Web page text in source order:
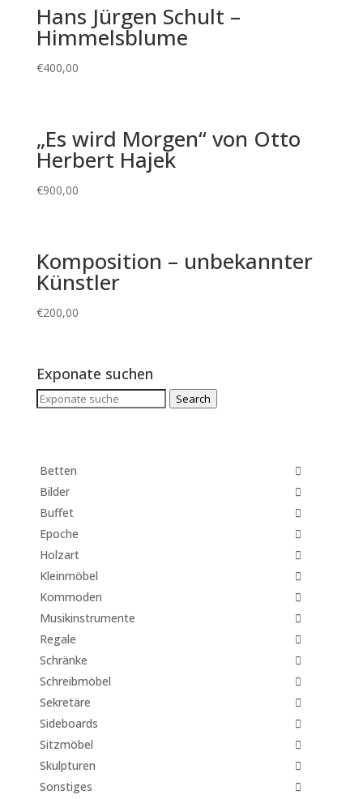
Hans Jürgen Schult –
Himmelsblume
€400,00
„Es wird Morgen“ von Otto
Herbert Hajek
€900,00
Komposition – unbekannter
Künstler
€200,00
Exponate suchen
Search
Search
Betten
Bilder
Buffet
Epoche
Holzart
Kleinmöbel
Kommoden
Musikinstrumente
Regale
Schränke
Schreibmöbel
Sekretäre
Sideboards
Sitzmöbel
Skulpturen
Sonstiges